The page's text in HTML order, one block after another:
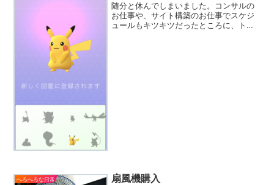
随分と休んでしまいました。コンサルの
お仕事や、サイト構築のお仕事でスケジ
ュールもキツキツだったところに、トラ
へろへろな日常 扇風機購入